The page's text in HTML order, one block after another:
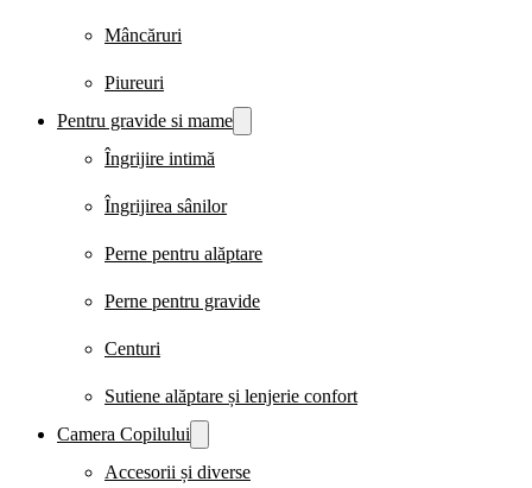
Mâncăruri
Piureuri
Pentru gravide si mame
Îngrijire intimă
Îngrijirea sânilor
Perne pentru alăptare
Perne pentru gravide
Centuri
Sutiene alăptare și lenjerie confort
Camera Copilului
Accesorii și diverse